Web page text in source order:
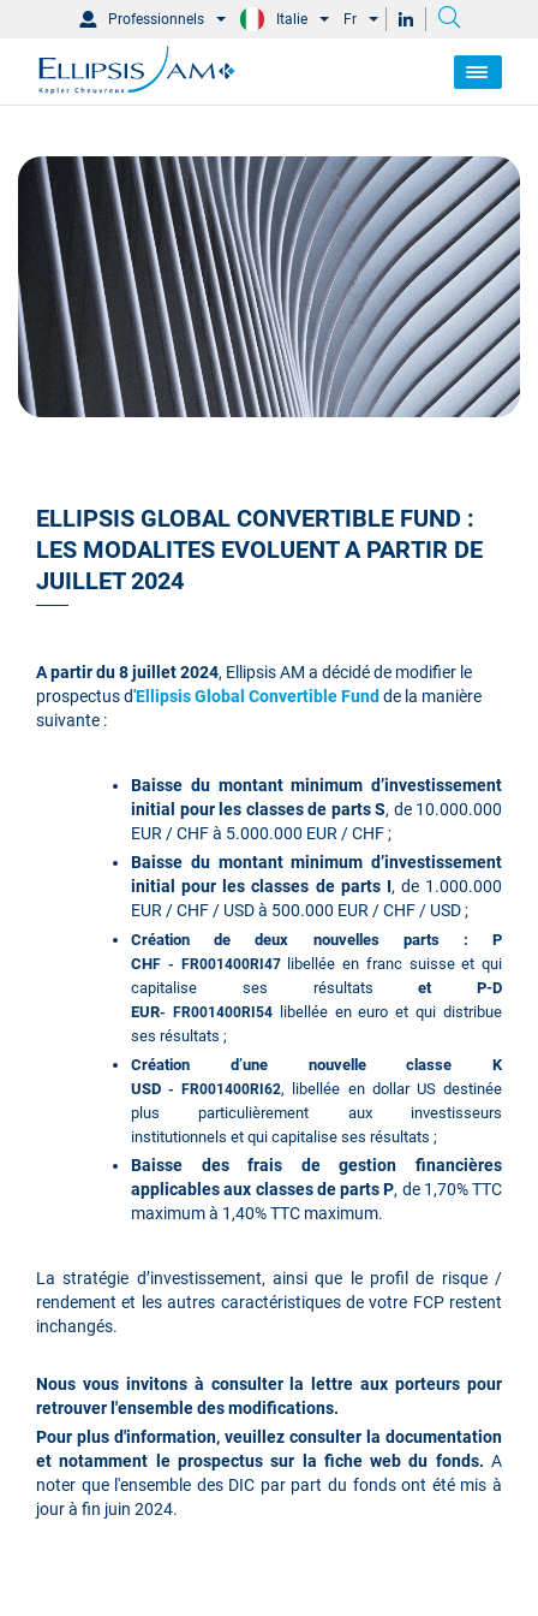
Professionnels Italie Fr
ELLIPSIS GLOBAL CONVERTIBLE FUND :
LES MODALITES EVOLUENT A PARTIR DE
JUILLET 2024
A partir du 8 juillet 2024, Ellipsis AM a décidé de modifier le
prospectus d'Ellipsis Global Convertible Fund de la manière
suivante :
Baisse du montant minimum d’investissement
initial pour les classes de parts S, de 10.000.000
EUR / CHF à 5.000.000 EUR / CHF ;
Baisse du montant minimum d’investissement
initial pour les classes de parts I, de 1.000.000
EUR / CHF / USD à 500.000 EUR / CHF / USD ;
Création de deux nouvelles parts : P
CHF - FR001400RI47libellée en franc suisse et qui
capitalise ses résultats et P-D
EUR- FR001400RI54
libellée en euro et qui distribue
ses résultats ;
Création d’une nouvelle classe K
USD- FR001400RI62, libellée en dollar US destinée
plus particulièrement aux investisseurs
institutionnels et qui capitalise ses résultats ;
Baisse des frais de gestion financières
applicables aux classes de parts P, de 1,70% TTC
maximum à 1,40% TTC maximum.
La stratégie d’investissement, ainsi que le profil de risque /
rendement et les autres caractéristiques de votre FCP restent
inchangés.
Nous vous invitons à consulter la lettre aux porteurs pour
retrouver l'ensemble des modifications.
Pour plus d'information, veuillez consulter la documentation
et notamment le prospectus sur la fiche web du fonds. A
noter que l'ensemble des DIC par part du fonds ont été mis à
jour à fin juin 2024.